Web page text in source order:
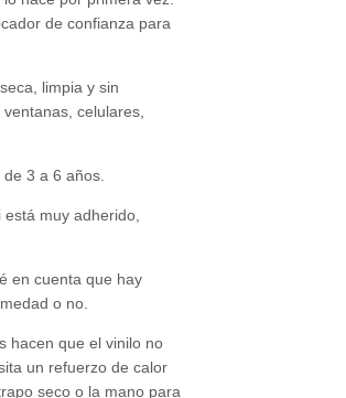
de confianza para
limpia y sin
celulares,
3 a 6 años.
muy adherido,
en cuenta que hay
o no.
hacen que el vinilo no
un refuerzo de calor
seco o la mano para